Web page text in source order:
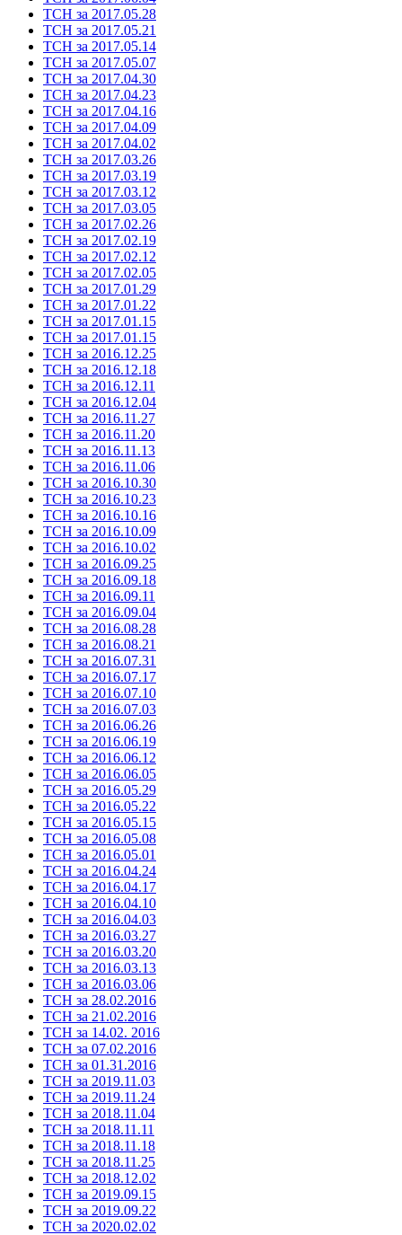
ТСН за 2017.05.28
ТСН за 2017.05.21
ТСН за 2017.05.14
ТСН за 2017.05.07
ТСН за 2017.04.30
ТСН за 2017.04.23
ТСН за 2017.04.16
ТСН за 2017.04.09
ТСН за 2017.04.02
ТСН за 2017.03.26
ТСН за 2017.03.19
ТСН за 2017.03.12
ТСН за 2017.03.05
ТСН за 2017.02.26
ТСН за 2017.02.19
ТСН за 2017.02.12
ТСН за 2017.02.05
ТСН за 2017.01.29
ТСН за 2017.01.22
ТСН за 2017.01.15
ТСН за 2017.01.15
ТСН за 2016.12.25
ТСН за 2016.12.18
ТСН за 2016.12.11
ТСН за 2016.12.04
ТСН за 2016.11.27
ТСН за 2016.11.20
ТСН за 2016.11.13
ТСН за 2016.11.06
ТСН за 2016.10.30
ТСН за 2016.10.23
ТСН за 2016.10.16
ТСН за 2016.10.09
ТСН за 2016.10.02
ТСН за 2016.09.25
ТСН за 2016.09.18
ТСН за 2016.09.11
ТСН за 2016.09.04
ТСН за 2016.08.28
ТСН за 2016.08.21
ТСН за 2016.07.31
ТСН за 2016.07.17
ТСН за 2016.07.10
ТСН за 2016.07.03
ТСН за 2016.06.26
ТСН за 2016.06.19
ТСН за 2016.06.12
ТСН за 2016.06.05
ТСН за 2016.05.29
ТСН за 2016.05.22
ТСН за 2016.05.15
ТСН за 2016.05.08
ТСН за 2016.05.01
ТСН за 2016.04.24
ТСН за 2016.04.17
ТСН за 2016.04.10
ТСН за 2016.04.03
ТСН за 2016.03.27
ТСН за 2016.03.20
ТСН за 2016.03.13
ТСН за 2016.03.06
ТСН за 28.02.2016
ТСН за 21.02.2016
ТСН за 14.02. 2016
ТСН за 07.02.2016
ТСН за 01.31.2016
ТСН за 2019.11.03
ТСН за 2019.11.24
ТСН за 2018.11.04
ТСН за 2018.11.11
ТСН за 2018.11.18
ТСН за 2018.11.25
ТСН за 2018.12.02
ТСН за 2019.09.15
ТСН за 2019.09.22
ТСН за 2020.02.02